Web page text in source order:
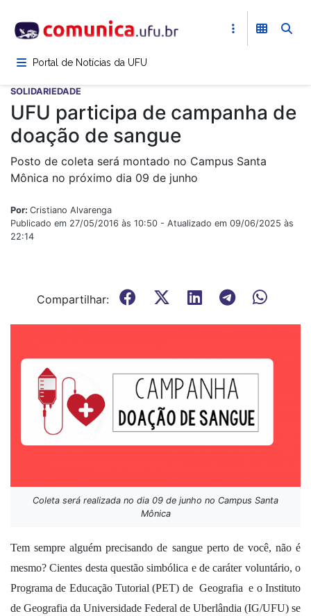
para
conteúdoPortal de Notícias da UFU
SOLIDARIEDADE
UFU participa de campanha de
doação de sangue
Posto de coleta será montado no Campus Santa
Mônica no próximo dia 09 de junho
Por: Cristiano Alvarenga
Publicado em 27/05/2016 às 10:50 - Atualizado em 09/06/2025 às
22:14
Compartilhar:
Coleta será realizada no dia 09 de junho no Campus Santa
Mônica
Tem sempre alguém precisando de sangue perto de você, não é
mesmo? Cientes desta questão simbólica e de caráter voluntário, o
Programa de Educação Tutorial (PET) de  Geografia  e o Instituto
de Geografia da Universidade Federal de Uberlândia (IG/UFU) se